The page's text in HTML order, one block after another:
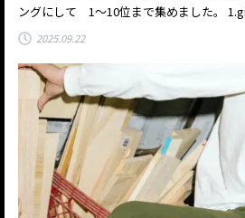
ングにして 1～10位まで集めました。
2025.09.22